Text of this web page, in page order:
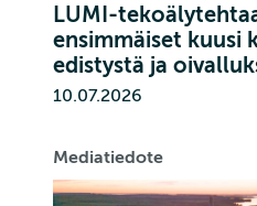
LUMI-
ensimmäiset kuusi
edistystä ja
10.07.2026
Mediatiedote